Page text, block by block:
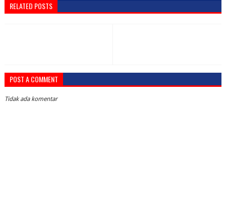
RELATED POSTS
POST A COMMENT
Tidak ada komentar